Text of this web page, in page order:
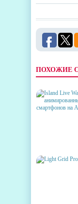
ПОХОЖИЕ